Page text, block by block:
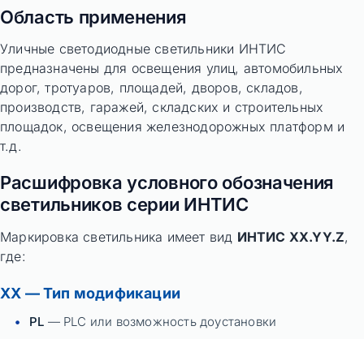
Область применения
Уличные светодиодные светильники ИНТИС
предназначены для освещения улиц, автомобильных
дорог, тротуаров, площадей, дворов, складов,
производств, гаражей, складских и строительных
площадок, освещения железнодорожных платформ и
т.д.
Расшифровка условного обозначения
светильников серии ИНТИС
Маркировка светильника имеет вид ИНТИС XX.YY.Z,
где:
XX — Тип модификации
PL — PLC или возможность доустановки